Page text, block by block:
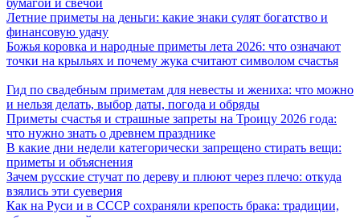
Летние приметы на деньги: какие знаки сулят богатство и
финансовую удачу
Божья коровка и народные приметы лета 2026: что означают
точки на крыльях и почему жука считают символом счастья
Гид по свадебным приметам для невесты и жениха: что можно
и нельзя делать, выбор даты, погода и обряды
Приметы счастья и страшные запреты на Троицу 2026 года:
что нужно знать о древнем празднике
В какие дни недели категорически запрещено стирать вещи:
приметы и объяснения
Зачем русские стучат по дереву и плюют через плечо: откуда
взялись эти суеверия
Как на Руси и в СССР сохраняли крепость брака: традиции,